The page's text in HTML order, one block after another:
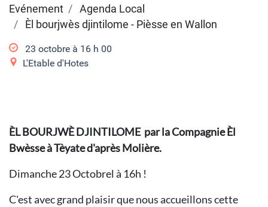
Evénement
Agenda Local
Èl bourjwès djintilome - Pièsse en Wallon
23 octobre à 16 h 00
L'Etable d'Hotes
ÈL BOURJWÈ DJINTILOME par la Compagnie ​Èl
Bwèsse à Tèyate d'après Molière.
Dimanche 23 Octobrel à 16h !
C'est avec grand plaisir que nous accueillons cette